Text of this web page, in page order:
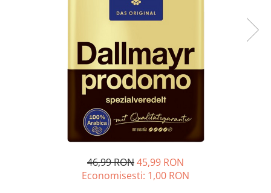
46,99 RON45,99 RON
Economisesti: 1,00 RON